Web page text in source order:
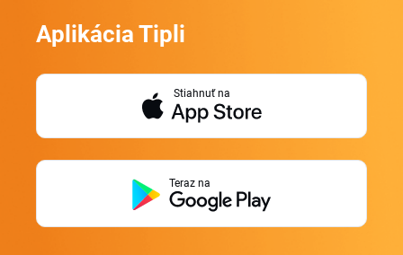
Aplikácia Tipli
Stiahnuť na
Teraz na